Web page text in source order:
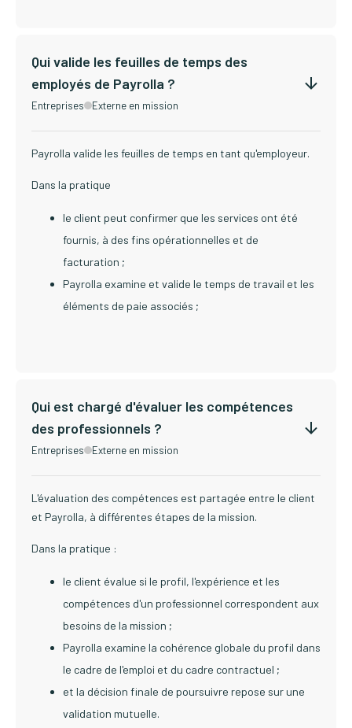
Qui valide les feuilles de temps des
employés de Payrolla ?
Entreprises Externe en mission
Payrolla valide les feuilles de temps en tant qu'employeur.
Dans la pratique
le client peut confirmer que les services ont été
fournis, à des fins opérationnelles et de
facturation ;
Payrolla examine et valide le temps de travail et les
éléments de paie associés ;
Qui est chargé d'évaluer les compétences
des professionnels ?
Entreprises Externe en mission
L'évaluation des compétences est partagée entre le client
et Payrolla, à différentes étapes de la mission.
Dans la pratique :
le client évalue si le profil, l'expérience et les
compétences d'un professionnel correspondent aux
besoins de la mission ;
Payrolla examine la cohérence globale du profil dans
le cadre de l'emploi et du cadre contractuel ;
et la décision finale de poursuivre repose sur une
validation mutuelle.